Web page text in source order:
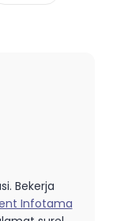
Bekerja
Infotama